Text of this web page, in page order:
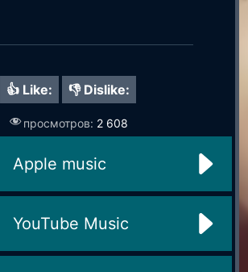
👍 Like: 👎 Dislike:
просмотров: 2 608
Apple music
YouTube Music